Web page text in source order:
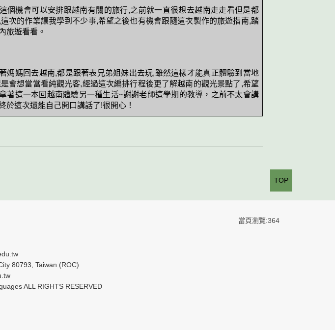
個機會可以安排跟越南有關的旅行,之前就一直很想去越南走走看但是都
次的作業讓我學到不少事,希望之後也有機會跟隨這次製作的旅遊指南,踏
旅遊看看。
媽媽回去越南,都是跟著表兄弟姐妹出去玩,雖然這樣才能真正體驗到當地
會想當當看純觀光客,經過這次編排行程後更了解越南的觀光景點了,希望
著這一本回越南體驗另一種生活~謝謝老師這學期的教導，之前不太會講
於這次還能自己開口講話了!很開心！
80793, Taiwan (ROC)
ALL RIGHTS RESERVED
當頁瀏覽:364
TOP